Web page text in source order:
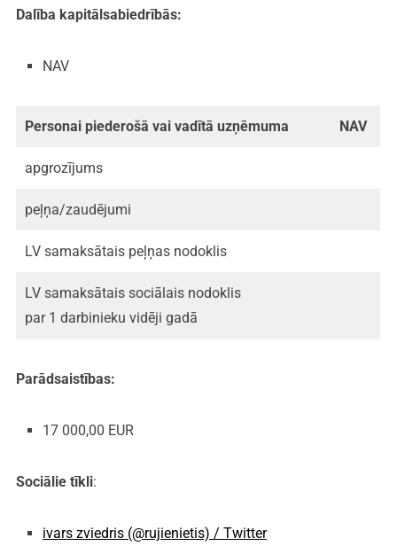
Dalība kapitālsabiedrībās:
NAV
Personai piederošā vai vadītā uzņēmuma NAV
apgrozījums
peļņa/zaudējumi
LV samaksātais peļņas nodoklis
LV samaksātais sociālais nodoklis
par 1 darbinieku vidēji gadā
Parādsaistības:
17 000,00 EUR
Sociālie tīkli:
ivars zviedris (@rujienietis) / Twitter